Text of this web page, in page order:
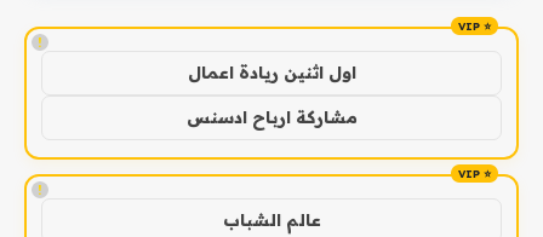
!
اول اثنين ريادة اعمال
مشاركة ارباح ادسنس
!
عالم الشباب